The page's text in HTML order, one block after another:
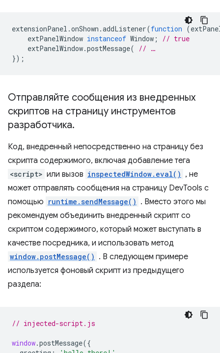
extensionPanel .onShown .addListener(function (
extPanelWindow instanceof Window ;
// true
extPanelWindow.postMessage(
// …
});
Отправляйте сообщения из внедренных
скриптов на страницу инструментов
разработчика.
Код, внедренный непосредственно на страницу без
скрипта содержимого, включая добавление тега
<script> или вызов inspectedWindow.eval() , не
может отправлять сообщения на страницу DevTools с
помощью runtime.sendMessage() . Вместо этого мы
рекомендуем объединить внедренный скрипт со
скриптом содержимого, который может выступать в
качестве посредника, и использовать метод
window.postMessage() . В следующем примере
используется фоновый скрипт из предыдущего
раздела:
// injected-script.js
window.postMessage({